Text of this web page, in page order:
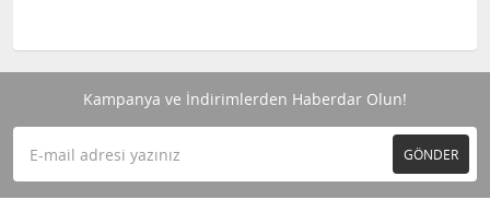
Kampanya ve İndirimlerden Haberdar Olun!
GÖNDER